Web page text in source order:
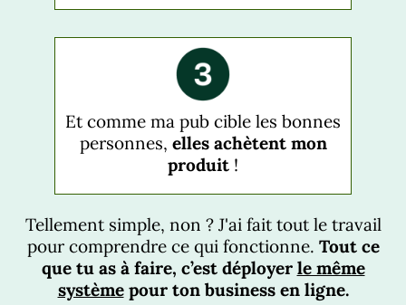
Et comme ma pub cible les bonnes
personnes, elles achètent mon
produit !
Tellement simple, non ? J'ai fait tout le travail
pour comprendre ce qui fonctionne. Tout ce
que tu as à faire, c’est déployer le même
systèmepour ton business en ligne.